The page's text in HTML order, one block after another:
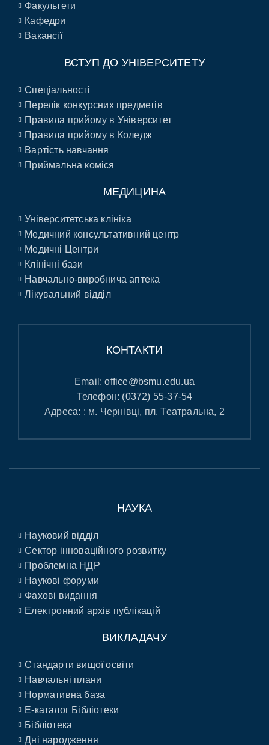
Факультети
Кафедри
Вакансії
ВСТУП ДО УНІВЕРСИТЕТУ
Спеціальності
Перелік конкурсних предметів
Правила прийому в Університет
Правила прийому в Коледж
Вартість навчання
Приймальна коміся
МЕДИЦИНА
Університетська клініка
Медичний консультативний центр
Медичні Центри
Клінічні бази
Навчально-виробнича аптека
Лікувальний відділ
КОНТАКТИ
Email:office@bsmu.edu.ua
Телефон: (0372) 55-37-54
Адреса: : м. Чернівці, пл. Театральна, 2
НАУКА
Науковий відділ
Сектор інноваційного розвитку
Проблемна НДР
Наукові форуми
Фахові видання
Електронний архів публікацій
ВИКЛАДАЧУ
Стандарти вищої освіти
Навчальні плани
Нормативна база
E-каталог Бібліотеки
Бібліотека
Дні народження